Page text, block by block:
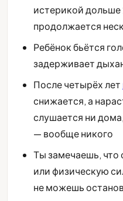
истерикой
продолжается
Ребёнок бьётся
задерживает
После четырёх лет
снижается, а
слушается ни
— вообще никого
Ты замечаешь, что
или физическую
не можешь